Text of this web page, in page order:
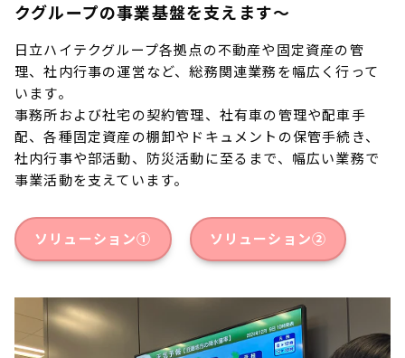
クグループの事業基盤を支えます～
日立ハイテクグループ各拠点の不動産や固定資産の管
理、社内行事の運営など、総務関連業務を幅広く行って
います。
事務所および社宅の契約管理、社有車の管理や配車手
配、各種固定資産の棚卸やドキュメントの保管手続き、
社内行事や部活動、防災活動に至るまで、幅広い業務で
事業活動を支えています。
ソリューション① ソリューション②